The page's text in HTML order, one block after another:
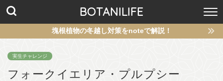
BOTANILIFE
塊根植物の冬越し対策をnoteで解説！
実生チャレンジ
フォークイエリア・プルプシー